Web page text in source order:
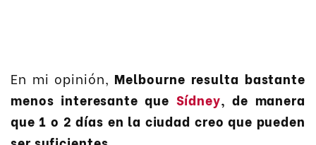
En mi opinión, Melbourne resulta bastante
menos interesante que Sídney, de manera
que 1 o 2 días en la ciudad creo que pueden